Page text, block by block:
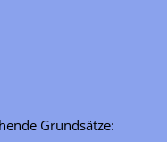
Grundsätze: